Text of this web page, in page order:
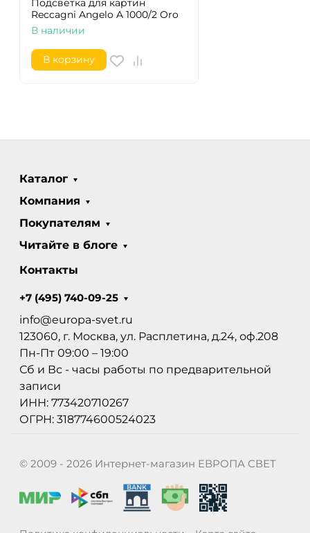
Подсветка для картин
Reccagni Angelo A 1000/2 Oro
В наличии
В корзину
Каталог
Компания
Покупателям
Читайте в блоге
Контакты
+7 (495) 740-09-25
info@europa-svet.ru
123060, г. Москва, ул. Расплетина, д.24, оф.208
Пн-Пт 09:00 – 19:00
Сб и Вс - часы работы по предварительной
записи
ИНН: 773420710267
ОГРН: 318774600524023
© 2009 - 2026 Интернет-магазин ЕВРОПА СВЕТ